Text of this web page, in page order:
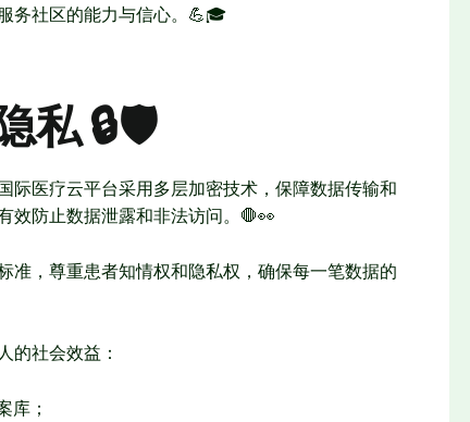
务社区的能力与信心。💪🎓
私 🔒🛡️
医疗云平台采用多层加密技术，保障数据传输和
效防止数据泄露和非法访问。🛑👀
准，尊重患者知情权和隐私权，确保每一笔数据的
的社会效益：
库；